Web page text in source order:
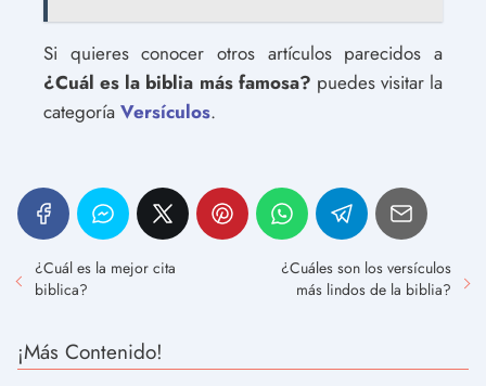
Si quieres conocer otros artículos parecidos a
¿Cuál es la biblia más famosa? puedes visitar la
categoría Versículos.
¿Cuál es la mejor cita
biblica?
¿Cuáles son los versículos
más lindos de la biblia?
¡Más Contenido!